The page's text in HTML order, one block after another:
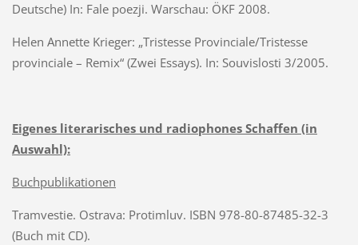
Deutsche) In: Fale poezji. Warschau: ÖKF 2008.
Helen Annette Krieger: „Tristesse Provinciale/Tristesse
provinciale – Remix“ (Zwei Essays). In: Souvislosti 3/2005.
Eigenes literarisches und radiophones Schaffen (in
Auswahl):
Buchpublikationen
Tramvestie. Ostrava: Protimluv. ISBN 978-80-87485-32-3
(Buch mit CD).